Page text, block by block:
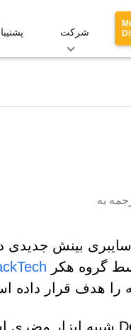
شرکت
گروه هکر
را هدف قرار